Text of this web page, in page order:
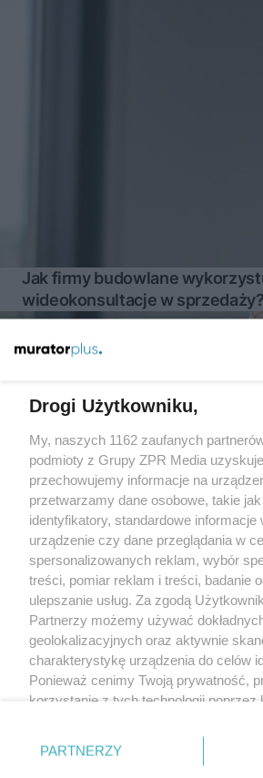
Jak firmy budowlane
wideokonsultacje w sprzedaży?
Żaden utwór zamieszczony w serwisie nie
rozpowszechniany lub dalej
(w tym także elektroniczny lub mechaniczny)
eksploatacji w jakiejkolwiek formie, włącznie z
Internecie bez pisemnej zgody właściciela
lub wykorzystanie utworów w całości lub w
prawa, tzn. bez właściwej zgody, jest
może być ścigane prawnie.
Drogi Użytkowniku,
My, naszych 1162 zaufanych
podmioty z Grupy ZPR Media
przechowujemy informacje na
przetwarzamy dane osobowe, takie
identyfikatory, standardowe informacje
urządzenie czy dane przeglądania w
spersonalizowanych reklam, wybór
treści, pomiar reklam i treści, badanie
ulepszanie usług. Za zgodą
Partnerzy możemy używać
geolokalizacyjnych oraz aktywnie
charakterystykę urządzenia do celów
Ponieważ cenimy Twoją prywatność,
korzystanie z tych technologii poprzez
zmienić/wycofać klikając przycisk
znajdujący się w lewym dolnym rogu
PARTNERZY